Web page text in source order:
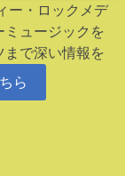
ー・ロックメデ
ュージックを
で深い情報を
ら